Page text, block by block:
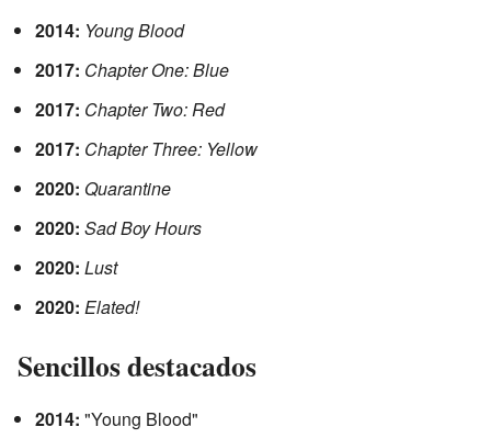
2014: Young Blood
2017: Chapter One: Blue
2017: Chapter Two: Red
2017: Chapter Three: Yellow
2020: Quarantine
2020: Sad Boy Hours
2020: Lust
2020: Elated!
Sencillos destacados
2014: "Young Blood"